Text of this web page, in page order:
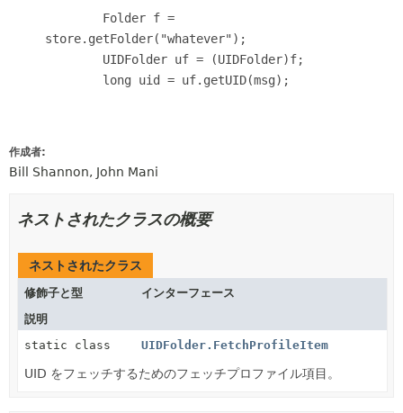
store.getFolder("whatever");
作成者:
Bill Shannon, John Mani
ネストされたクラスの概要
ネストされたクラス
修飾子と型
インターフェース
説明
static class
UIDFolder.FetchProfileItem
UID をフェッチするためのフェッチプロファイル項目。